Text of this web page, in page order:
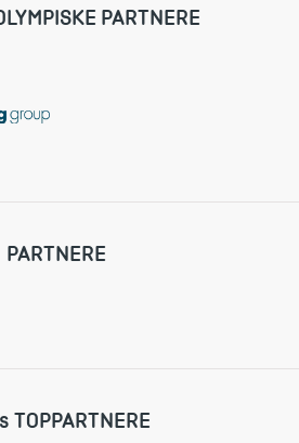
PARTNERE
PARTNERE
TOPPARTNERE